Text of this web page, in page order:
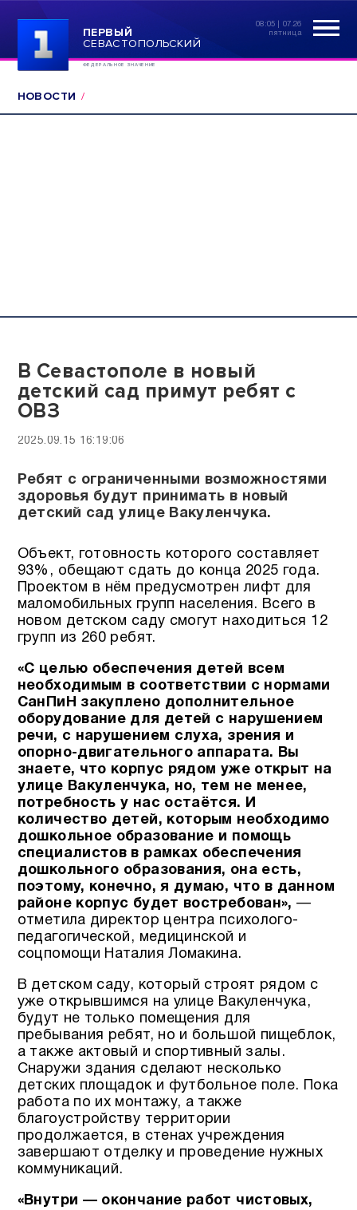
ПЕРВЫЙ
СЕВАСТОПОЛЬСКИЙ
ФЕДЕРАЛЬНОЕ ЗНАЧЕНИЕ
08:05 | 07.26
пятница
НОВОСТИ
В Севастополе в новый
детский сад примут ребят с
ОВЗ
2025.09.15 16:19:06
Ребят с ограниченными возможностями
здоровья будут принимать в новый
детский сад улице Вакуленчука.
Объект, готовность которого составляет
93%, обещают сдать до конца 2025 года.
Проектом в нём предусмотрен лифт для
маломобильных групп населения. Всего в
новом детском саду смогут находиться 12
групп из 260 ребят.
«С целью обеспечения детей всем
необходимым в соответствии с нормами
СанПиН закуплено дополнительное
оборудование для детей с нарушением
речи, с нарушением слуха, зрения и
опорно-двигательного аппарата. Вы
знаете, что корпус рядом уже открыт на
улице Вакуленчука, но, тем не менее,
потребность у нас остаётся. И
количество детей, которым необходимо
дошкольное образование и помощь
специалистов в рамках обеспечения
дошкольного образования, она есть,
поэтому, конечно, я думаю, что в данном
районе корпус будет востребован»,—
отметила директор центра психолого-
педагогической, медицинской и
соцпомощи Наталия Ломакина.
В детском саду, который строят рядом с
уже открывшимся на улице Вакуленчука,
будут не только помещения для
пребывания ребят, но и большой пищеблок,
а также актовый и спортивный залы.
Снаружи здания сделают несколько
детских площадок и футбольное поле. Пока
работа по их монтажу, а также
благоустройству территории
продолжается, в стенах учреждения
завершают отделку и проведение нужных
коммуникаций.
«Внутри — окончание работ чистовых,